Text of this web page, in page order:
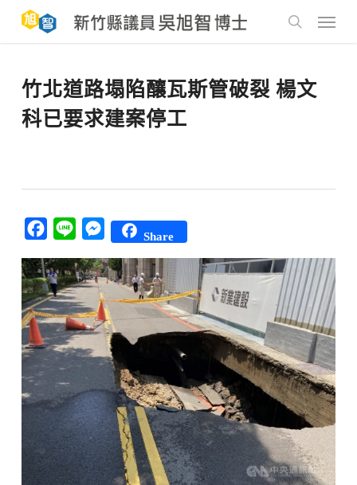
main
Menu
竹北道路塌陷釀瓦斯管破裂 楊文
科已要求建案停工
Facebook
Line Messenger
Share